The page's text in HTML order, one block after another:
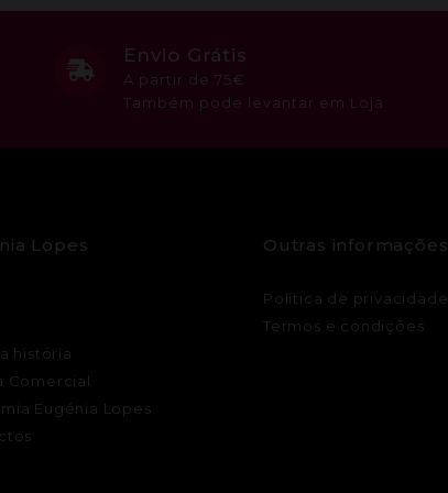
Envio Grátis
A partir de 75€
Também pode levantar em Loja
Lopes
história
Comercial
Eugénia Lopes
Outras informações
Política de privacidade
Termos e condições